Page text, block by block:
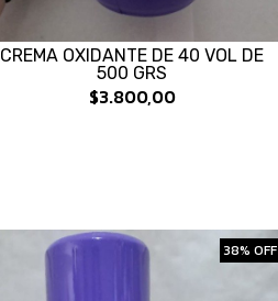
CREMA OXIDANTE DE 40 VOL DE
500 GRS
$3.800,00
38% OFF